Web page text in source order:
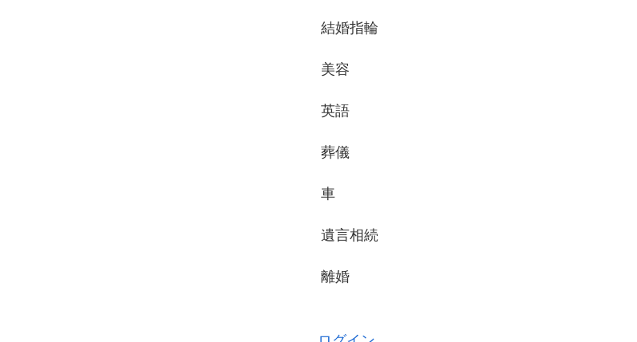
結婚指輪
美容
英語
葬儀
車
遺言相続
離婚